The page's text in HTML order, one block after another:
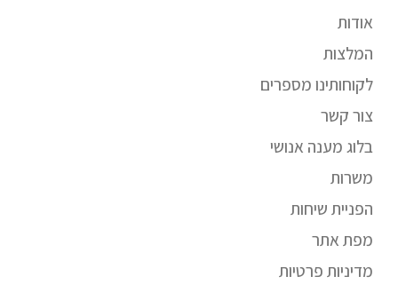
אודות
המלצות
לקוחותינו מספרים
צור קשר
בלוג מענה אנושי
משרות
הפניית שיחות
מפת אתר
מדיניות פרטיות